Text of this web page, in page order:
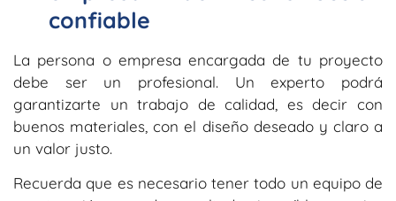
confiable
La persona o empresa encargada de tu proyecto
debe ser un profesional. Un experto podrá
garantizarte un trabajo de calidad, es decir con
buenos materiales, con el diseño deseado y claro a
un valor justo.
Recuerda que es necesario tener todo un equipo de